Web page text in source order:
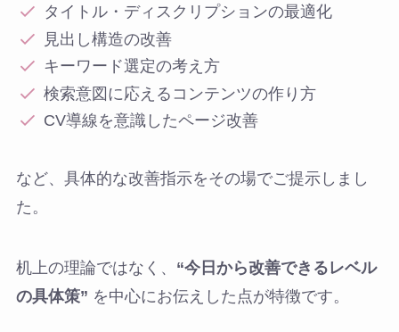
タイトル・ディスクリプションの最適化
見出し構造の改善
キーワード選定の考え方
検索意図に応えるコンテンツの作り方
CV導線を意識したページ改善
など、具体的な改善指示をその場でご提示しまし
た。
机上の理論ではなく、 “今日から改善できるレベル
の具体策” を中心にお伝えした点が特徴です。